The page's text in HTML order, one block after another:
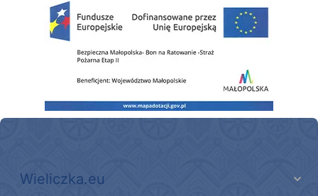
Wieliczka.eu